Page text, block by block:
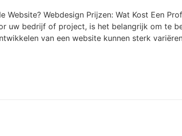
Website? Webdesign Prijzen: Wat Kost Een
uw bedrijf of project, is het belangrijk om te
van een website kunnen sterk